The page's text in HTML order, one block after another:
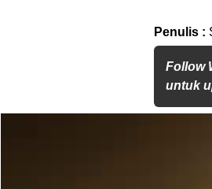
Penulis :
Follow
untuk
Pemutar